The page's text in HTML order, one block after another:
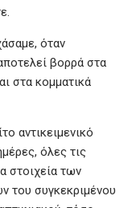
όταν
βορρά στα
στα κομματικά
αντικειμενικό
όλες τις
στοιχεία των
του συγκεκριμένου